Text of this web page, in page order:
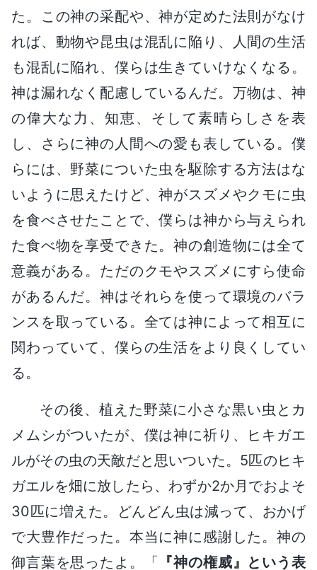
た。この神の采配や、神が定めた法則がなけ
れば、動物や昆虫は混乱に陥り、人間の生活
も混乱に陥れ、僕らは生きていけなくなる。
神は漏れなく配慮しているんだ。万物は、神
の偉大な力、知恵、そして素晴らしさを表
し、さらに神の人間への愛も表している。僕
らには、野菜についた虫を駆除する方法はな
いように思えたけど、神がスズメやクモに虫
を食べさせたことで、僕らは神から与えられ
た食べ物を享受できた。神の創造物には全て
意義がある。ただのクモやスズメにすら使命
があるんだ。神はそれらを使って環境のバラ
ンスを取っている。全ては神によって相互に
関わっていて、僕らの生活をより良くしてい
る。
その後、植えた野菜に小さな黒い虫とカ
メムシがついたが、僕は神に祈り、ヒキガエ
ルがその虫の天敵だと思いついた。5匹のヒキ
ガエルを畑に放したら、わずか2か月でおよそ
30匹に増えた。どんどん虫は減って、おかげ
で大豊作だった。本当に神に感謝した。神の
御言葉を思ったよ。「 『神の権威』という表